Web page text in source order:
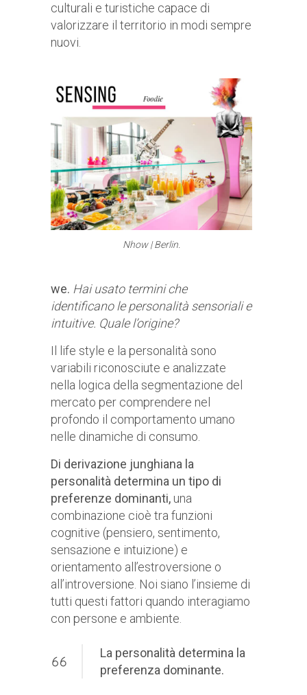
culturali e turistiche capace di
valorizzare il territorio in modi sempre
nuovi.
Nhow | Berlin.
we. Hai usato termini che
identificano le personalità sensoriali e
intuitive. Quale l’origine?
Il life style e la personalità sono
variabili riconosciute e analizzate
nella logica della segmentazione del
mercato per comprendere nel
profondo il comportamento umano
nelle dinamiche di consumo.
Di derivazione junghiana la
personalità determina un tipo di
preferenze dominanti, una
combinazione cioè tra funzioni
cognitive (pensiero, sentimento,
sensazione e intuizione) e
orientamento all’estroversione o
all’introversione. Noi siano l’insieme di
tutti questi fattori quando interagiamo
con persone e ambiente.
La personalità determina la
preferenza dominante.